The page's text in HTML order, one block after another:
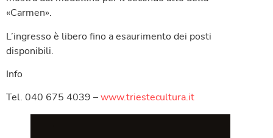
«Carmen».
L’ingresso è libero fino a esaurimento dei posti
disponibili.
Info
Tel. 040 675 4039 –www.triestecultura.it